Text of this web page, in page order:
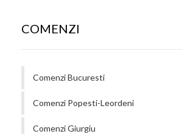
COMENZI
Comenzi Bucuresti
Comenzi Popesti-Leordeni
Comenzi Giurgiu